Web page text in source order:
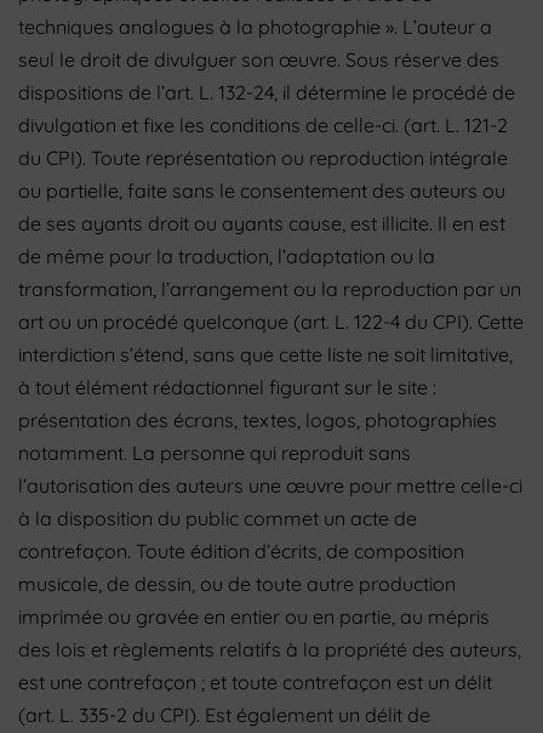
techniques analogues à la photographie ». L’auteur a
seul le droit de divulguer son œuvre. Sous réserve des
dispositions de l’art. L. 132-24, il détermine le procédé de
divulgation et fixe les conditions de celle-ci. (art. L. 121-2
du CPI). Toute représentation ou reproduction intégrale
ou partielle, faite sans le consentement des auteurs ou
de ses ayants droit ou ayants cause, est illicite. Il en est
de même pour la traduction, l’adaptation ou la
transformation, l’arrangement ou la reproduction par un
art ou un procédé quelconque (art. L. 122-4 du CPI). Cette
interdiction s’étend, sans que cette liste ne soit limitative,
à tout élément rédactionnel figurant sur le site :
présentation des écrans, textes, logos, photographies
notamment. La personne qui reproduit sans
l’autorisation des auteurs une œuvre pour mettre celle-ci
à la disposition du public commet un acte de
contrefaçon. Toute édition d’écrits, de composition
musicale, de dessin, ou de toute autre production
imprimée ou gravée en entier ou en partie, au mépris
des lois et règlements relatifs à la propriété des auteurs,
est une contrefaçon ; et toute contrefaçon est un délit
(art. L. 335-2 du CPI). Est également un délit de